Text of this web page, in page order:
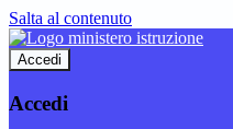
Salta al contenuto
Accedi
Accedi